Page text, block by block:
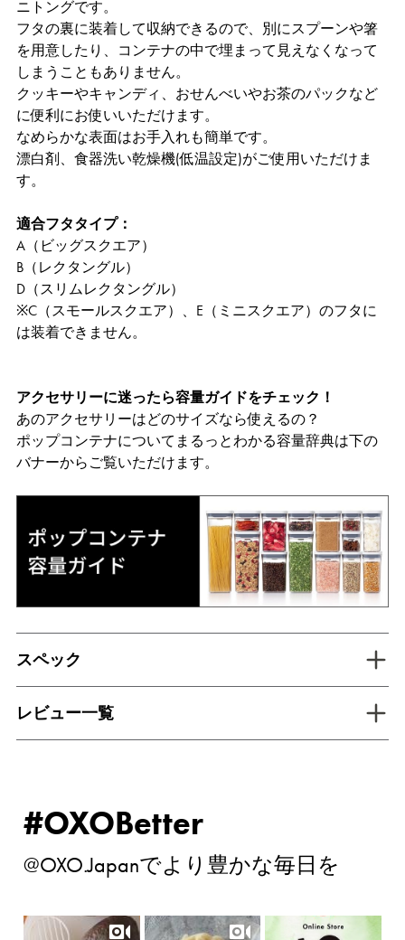
ニトングです。
フタの裏に装着して収納できるので、別にスプーンや箸
を用意したり、コンテナの中で埋まって見えなくなって
しまうこともありません。
クッキーやキャンディ、おせんべいやお茶のパックなど
に便利にお使いいただけます。
なめらかな表面はお手入れも簡単です。
漂白剤、食器洗い乾燥機(低温設定)がご使用いただけま
す。
適合フタタイプ：
A（ビッグスクエア）
B（レクタングル）
D（スリムレクタングル）
※C（スモールスクエア）、E（ミニスクエア）のフタに
は装着できません。
アクセサリーに迷ったら容量ガイドをチェック！
あのアクセサリーはどのサイズなら使えるの？
ポップコンテナについてまるっとわかる容量辞典は下の
バナーからご覧いただけます。
スペック
レビュー一覧tab inactive
#OXOBetter
@OXO.Japanでより豊かな毎日を